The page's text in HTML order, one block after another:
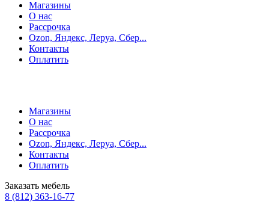
Магазины
О нас
Рассрочка
Ozon, Яндекс, Леруа, Сбер...
Контакты
Оплатить
Магазины
О нас
Рассрочка
Ozon, Яндекс, Леруа, Сбер...
Контакты
Оплатить
Заказать мебель
8 (812) 363-16-77